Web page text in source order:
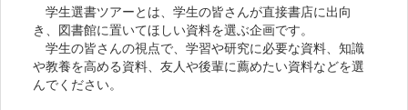
学生選書ツアーとは、学生の皆さんが直接書店に出向
き、図書館に置いてほしい資料を選ぶ企画です。
学生の皆さんの視点で、学習や研究に必要な資料、知識
や教養を高める資料、友人や後輩に薦めたい資料などを選
んでください。